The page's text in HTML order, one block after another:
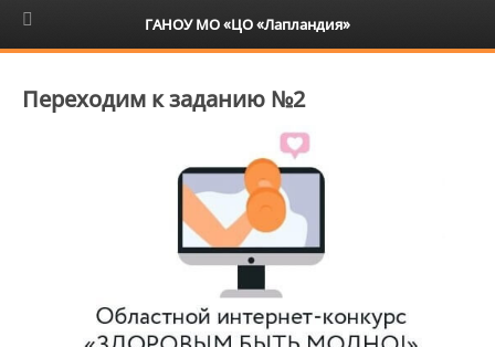
6+
Переходим к заданию №2
ГАНОУ МО «ЦО «Лапландия»